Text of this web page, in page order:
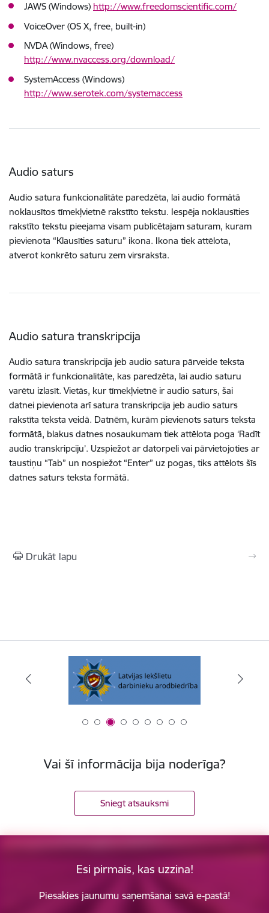
JAWS (Windows) http://www.freedomscientific.com/
VoiceOver (OS X, free, built-in)
NVDA (Windows, free)
http://www.nvaccess.org/download/
SystemAccess (Windows)
http://www.serotek.com/systemaccess
Audio saturs
Audio satura funkcionalitāte paredzēta, lai audio formātā
noklausītos tīmekļvietnē rakstīto tekstu. Iespēja noklausīties
rakstīto tekstu pieejama visam publicētajam saturam, kuram
pievienota “Klausīties saturu” ikona. Ikona tiek attēlota,
atverot konkrēto saturu zem virsraksta.
Audio satura transkripcija
Audio satura transkripcija jeb audio satura pārveide teksta
formātā ir funkcionalitāte, kas paredzēta, lai audio saturu
varētu izlasīt. Vietās, kur tīmekļvietnē ir audio saturs, šai
datnei pievienota arī satura transkripcija jeb audio saturs
rakstīta teksta veidā. Datnēm, kurām pievienots saturs teksta
formātā, blakus datnes nosaukumam tiek attēlota poga ‘Radīt
audio transkripciju’. Uzspiežot ar datorpeli vai pārvietojoties ar
taustiņu “Tab” un nospiežot “Enter” uz pogas, tiks attēlots šīs
datnes saturs teksta formātā.
Drukāt lapu
Vai šī informācija bija noderīga?
Sniegt atsauksmi
Esi pirmais, kas uzzina!
Piesakies jaunumu saņemšanai savā e-pastā!